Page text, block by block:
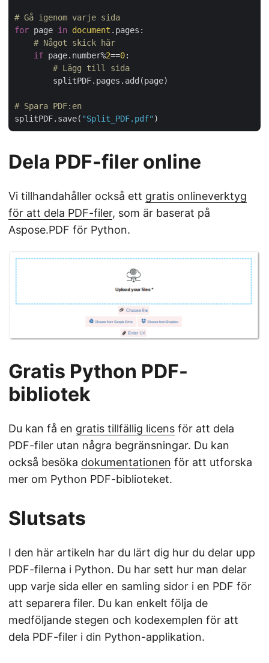
# Gå igenom varje sida
for page in document .pages:
# Något skick här
if page.number%2==0:
# Lägg till sida
        splitPDF.pages.add(page)
# Spara PDF:en
splitPDF.save( "Split_PDF.pdf"
Dela PDF-filer online
Vi tillhandahåller också ett gratis onlineverktyg
för att dela PDF-filer, som är baserat på
Aspose.PDF för Python.
Gratis Python PDF-
bibliotek
Du kan få en gratis tillfällig licens för att dela
PDF-filer utan några begränsningar. Du kan
också besöka dokumentationen för att utforska
mer om Python PDF-biblioteket.
Slutsats
I den här artikeln har du lärt dig hur du delar upp
PDF-filerna i Python. Du har sett hur man delar
upp varje sida eller en samling sidor i en PDF för
att separera filer. Du kan enkelt följa de
medföljande stegen och kodexemplen för att
dela PDF-filer i din Python-applikation.